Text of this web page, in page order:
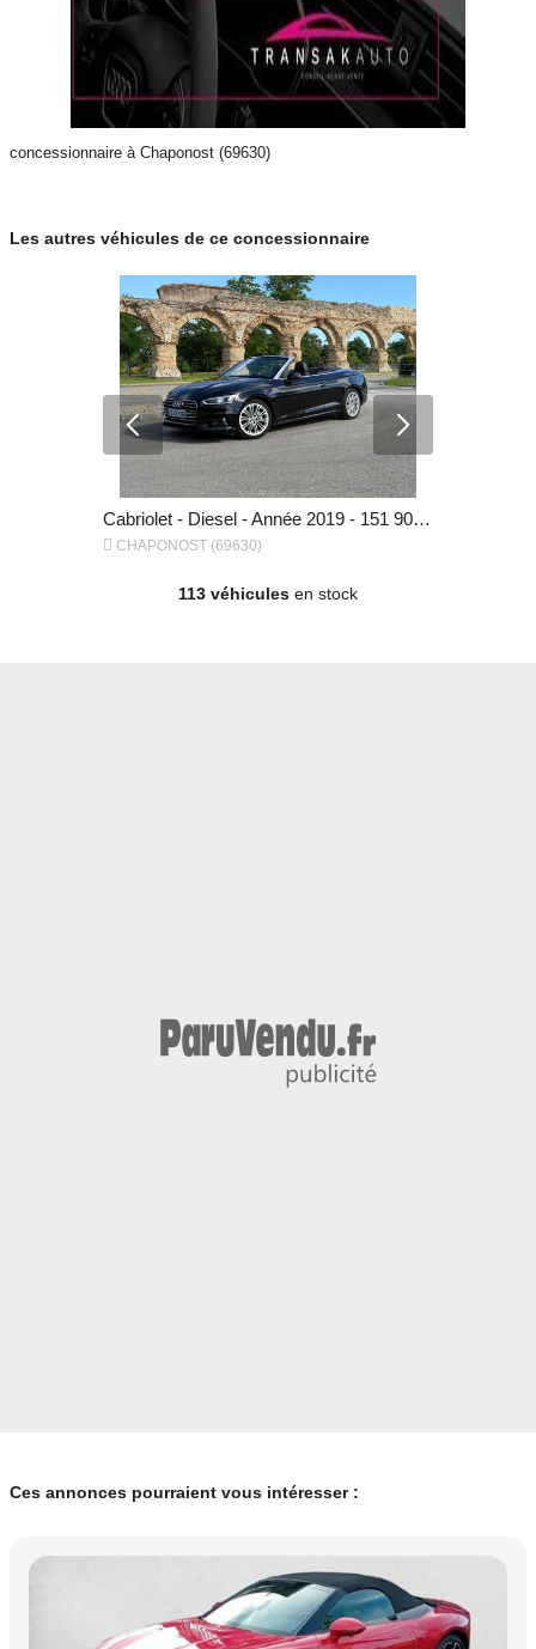
concessionnaire à Chaponost (69630)
Les autres véhicules de ce concessionnaire
Cabriolet - Diesel - Année 2019 - 151 900 km, 23 490 €
 CHAPONOST (69630)
113 véhicules en stock
Ces annonces pourraient vous intéresser :